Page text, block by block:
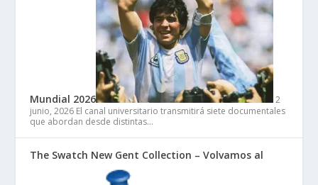
Mundial 2026
2
junio, 2026 El canal universitario transmitirá siete documentales
que abordan desde distintas…
The Swatch New Gent Collection – Volvamos al